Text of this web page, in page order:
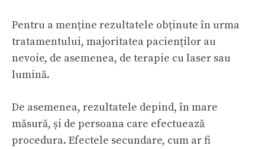
Pentru a menține rezultatele obținute în urma
tratamentului, majoritatea pacienților au
nevoie, de asemenea, de terapie cu laser sau
lumină.
De asemenea, rezultatele depind, în mare
măsură, și de persoana care efectuează
procedura. Efectele secundare, cum ar fi